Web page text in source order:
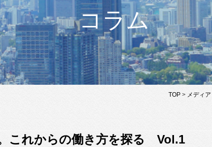
コラム
TOP > メディア
これからの働き方を探る Vol.1